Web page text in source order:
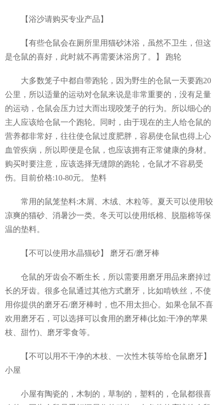
【浴沙请购买专业产品】
【有些仓鼠会在厕所里用猫砂沐浴，虽然不卫生，但这
是仓鼠的喜好，此时就不再需要沐浴房了。】 跑轮
大多数笼子中都自带跑轮，因为野生的仓鼠一天要跑20
公里，所以适量的运动对仓鼠来说是非常重要的，没有足量
的运动，仓鼠会压力过大而出现咬笼子的行为。所以细心的
主人应该给仓鼠一个跑轮。同时，由于现在的主人给仓鼠的
营养都非常好，往往使仓鼠过度肥胖，容易使仓鼠也得上心
血管疾病，所以即便是仓鼠，也应该拥有正常健康的身材。
购买时要注意，应该选择无缝隙的跑轮，仓鼠才不容易受
伤。目前价格:10-80元。 垫料
常用的鼠笼垫料:木屑、木绒、木粒等。夏天可以使用较
凉爽的猫砂、消暑沙一类。冬天可以使用纸棉、脱脂棉等保
温的垫料。
【不可以使用水晶猫砂】 磨牙石/磨牙棒
仓鼠的牙齿会不断生长，所以需要用磨牙用品来磨掉过
长的牙齿。很多仓鼠通过其他方式磨牙，比如啃铁丝，不使
用你提供的磨牙石/磨牙棒时，也不用太担心。如果仓鼠不喜
欢用磨牙石，可以选择可以食用的磨牙棒(比如:干净的苹果
枝、甜竹)、磨牙零食等。
【不可以用不干净的木枝、一次性木筷等给仓鼠磨牙】
小屋
小屋有陶瓷的，木制的，草制的，塑料的，仓鼠都很喜